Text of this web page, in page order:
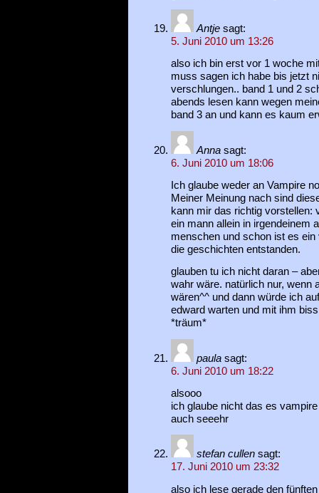
Antje sagt:
5. Juni 2010 um 13:26
also ich bin erst vor 1 woche
muss sagen ich habe bis jetzt
verschlungen.. band 1 und 2
abends lesen kann wegen
band 3 an und kann es kaum
Anna sagt:
6. Juni 2010 um 18:06
Ich glaube weder an Vampire
Meiner Meinung nach sind
kann mir das richtig vorstellen:
ein mann allein in irgendeinem
menschen und schon ist es
die geschichten entstanden.
glauben tu ich nicht daran –
wahr wäre. natürlich nur, wenn
wären^^ und dann würde ich
edward warten und mit ihm
*träum*
paula sagt:
6. Juni 2010 um 18:22
alsooo
ich glaube nicht das es
auch seeehr
stefan cullen sagt:
17. Juni 2010 um 23:32
also ich lese gerade den